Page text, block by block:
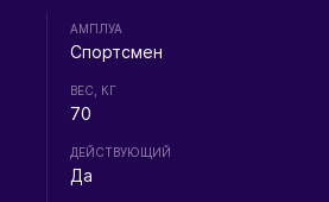
АМПЛУА
Спортсмен
ВЕС, КГ
70
ДЕЙСТВУЮЩИЙ
Да